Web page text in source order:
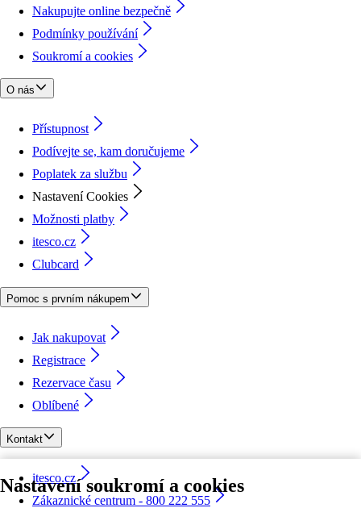
Nastavení soukromí a cookies
Nakupujte online bezpečně
Podmínky používání
Soukromí a cookies
O nás
Přístupnost
Podívejte se, kam doručujeme
Poplatek za službu
Nastavení Cookies
Možnosti platby
itesco.cz
Clubcard
Pomoc s prvním nákupem
Jak nakupovat
Registrace
Rezervace času
Oblíbené
Kontakt
itesco.cz
Zákaznické centrum - 800 222 555